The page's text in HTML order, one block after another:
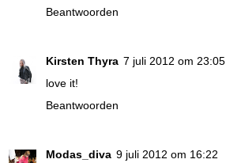
Beantwoorden
Kirsten Thyra 7 juli 2012 om 23:05
love it!
Beantwoorden
Modas_diva 9 juli 2012 om 16:22